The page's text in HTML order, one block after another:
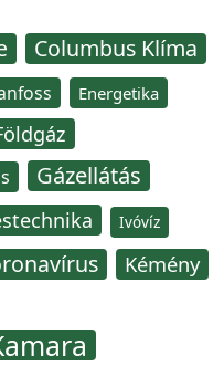
Columbus Klíma
Energetika
Gázellátás
Ivóvíz
Kémény